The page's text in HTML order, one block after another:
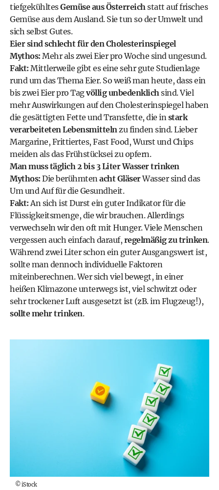
tiefgekühltesGemüse aus Österreichstatt auf frisches
Gemüse aus dem Ausland. Sie tun so der Umwelt und
sich selbst Gutes.
Eier sind schlecht für den Cholesterinspiegel
Mythos: Mehr als zwei Eier pro Woche sind ungesund.
Fakt: Mittlerweile gibt es eine sehr gute Studienlage
rund um das Thema Eier. So weiß man heute, dass ein
bis zwei Eier pro Tagvöllig unbedenklichsind. Viel
mehr Auswirkungen auf den Cholesterinspiegel haben
die gesättigten Fette und Transfette, die instark
verarbeiteten Lebensmittelnzu finden sind. Lieber
Margarine, Frittiertes, Fast Food, Wurst und Chips
meiden als das Frühstücksei zu opfern.
Man muss täglich 2 bis 3 Liter Wasser trinken
Mythos: Die berühmtenacht GläserWasser sind das
Um und Auf für die Gesundheit.
Fakt:An sich ist Durst ein guter Indikator für die
Flüssigkeitsmenge, die wir brauchen. Allerdings
verwechseln wir den oft mit Hunger. Viele Menschen
vergessen auch einfach darauf, regelmäßig zu trinken.
Während zwei Liter schon ein guter Ausgangswert ist,
sollte man dennoch individuelle Faktoren
miteinberechnen. Wer sich viel bewegt, in einer
heißen Klimazone unterwegs ist, viel schwitzt oder
sehr trockener Luft ausgesetzt ist (zB. im Flugzeug!),
sollte mehr trinken.
©iStock